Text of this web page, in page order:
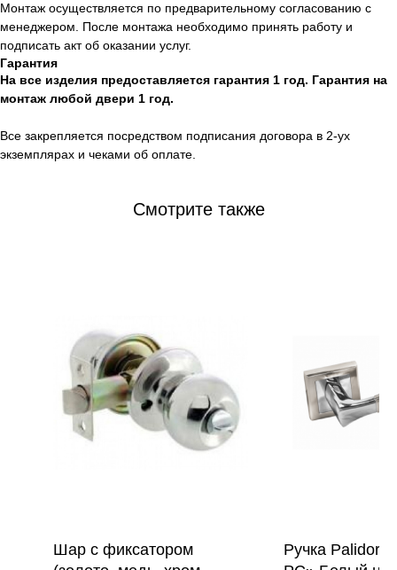
Монтаж осуществляется по предварительному согласованию с
менеджером. После монтажа необходимо принять работу и
подписать акт об оказании услуг.
Гарантия
На все изделия предоставляется гарантия 1 год. Гарантия на
монтаж любой двери 1 год.
Все закрепляется посредством подписания договора в 2-ух
экземплярах и чеками об оплате.
Смотрите также
Шар с фиксатором
Ручка Palidore